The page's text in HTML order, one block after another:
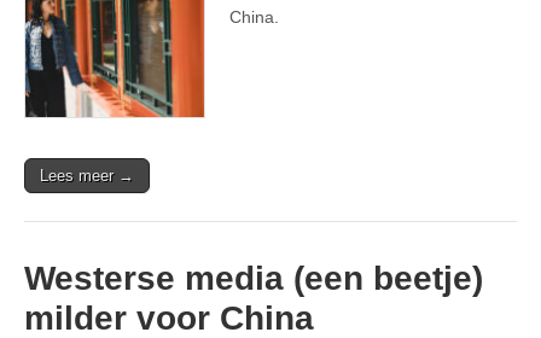
China.
Lees meer →
Westerse media (een beetje)
milder voor China